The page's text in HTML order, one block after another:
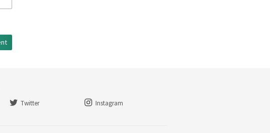
Twitter Instagram